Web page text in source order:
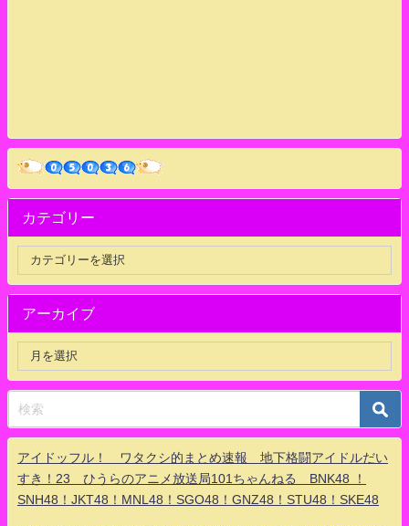
カテゴリー
アーカイブ
アイドッフル！ ワタクシ的まとめ速報 地下格闘アイドルだい
すき！23 ひうらのアニメ放送局101ちゃんねる BNK48 ！
SNH48！JKT48！MNL48！SGO48！GNZ48！STU48！SKE48